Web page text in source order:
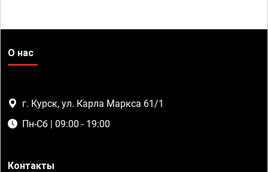
О нас
г. Курск, ул. Карла Маркса 61/1
Пн-Сб | 09:00 - 19:00
Контакты